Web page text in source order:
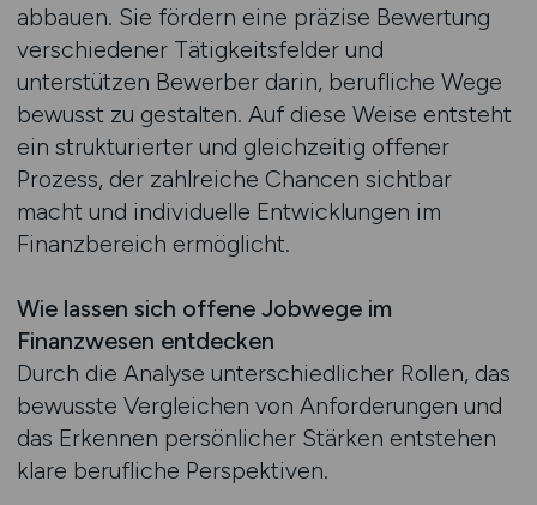
abbauen. Sie fördern eine präzise Bewertung
verschiedener Tätigkeitsfelder und
unterstützen Bewerber darin, berufliche Wege
bewusst zu gestalten. Auf diese Weise entsteht
ein strukturierter und gleichzeitig offener
Prozess, der zahlreiche Chancen sichtbar
macht und individuelle Entwicklungen im
Finanzbereich ermöglicht.
Wie lassen sich offene Jobwege im
Finanzwesen entdecken
Durch die Analyse unterschiedlicher Rollen, das
bewusste Vergleichen von Anforderungen und
das Erkennen persönlicher Stärken entstehen
klare berufliche Perspektiven.